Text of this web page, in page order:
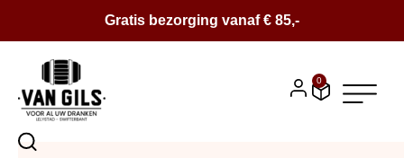
Gratis bezorging vanaf € 85,-
BIER
0